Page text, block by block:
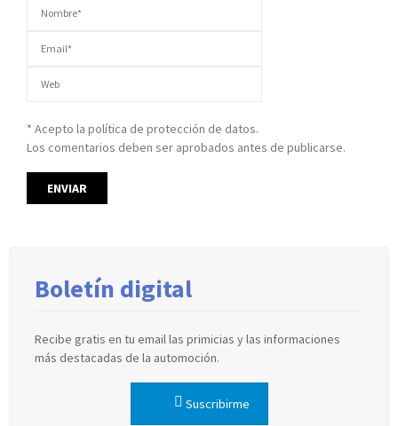
* Acepto la política de protección de datos.
Los comentarios deben ser aprobados antes de publicarse.
Boletín digital
Recibe gratis en tu email las primicias y las informaciones
más destacadas de la automoción.
Suscribirme